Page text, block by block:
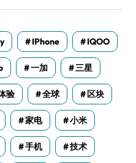
IPhone IQOO
一加 三星
验 全球 区块
家电 小米
手机 技术